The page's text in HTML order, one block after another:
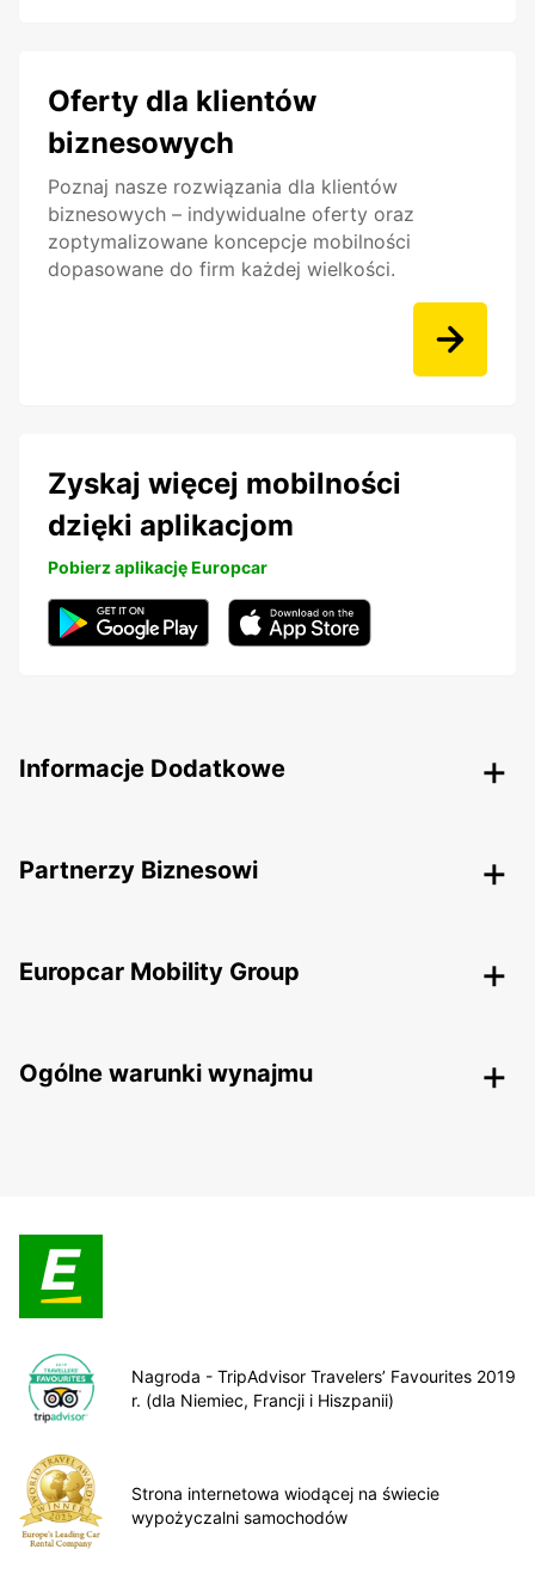
Oferty dla klientów
biznesowych
Poznaj nasze rozwiązania dla klientów
biznesowych – indywidualne oferty oraz
zoptymalizowane koncepcje mobilności
dopasowane do firm każdej wielkości.
Zyskaj więcej mobilności
dzięki aplikacjom
Pobierz aplikację Europcar
Informacje Dodatkowe
Partnerzy Biznesowi
Europcar Mobility Group
Ogólne warunki wynajmu
Nagroda - TripAdvisor Travelers’ Favourites 2019
r. (dla Niemiec, Francji i Hiszpanii)
Strona internetowa wiodącej na świecie
wypożyczalni samochodów